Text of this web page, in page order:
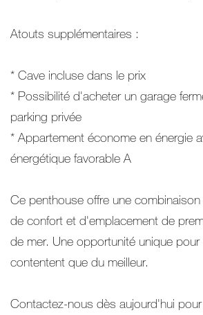
Atouts supplémentaires :
* Cave incluse dans le prix
* Possibilité d'acheter un garage
parking privée
* Appartement économe en énergie
énergétique favorable A
Ce penthouse offre une combinaison
de confort et d'emplacement de
de mer. Une opportunité unique
contentent que du meilleur.
Contactez-nous dès aujourd'hui